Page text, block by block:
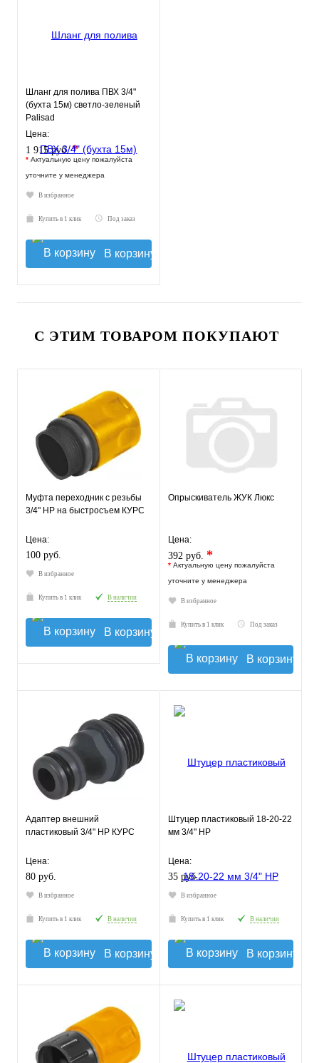
Шланг для полива ПВХ 3/4"
(бухта 15м) светло-зеленый
Palisad
Цена:
1 915 руб.*
* Актуальную цену пожалуйста
уточните у менеджера
В избранное
Купить в 1 клик Под заказ
В корзину
С ЭТИМ ТОВАРОМ ПОКУПАЮТ
Муфта переходник с резьбы
3/4" НР на быстросъем КУРС
Цена:
100 руб.
В избранное
Купить в 1 клик В наличии
В корзину
Опрыскиватель ЖУК Люкс
Цена:
392 руб. *
* Актуальную цену пожалуйста
уточните у менеджера
В избранное
Купить в 1 клик Под заказ
В корзину
Адаптер внешний
пластиковый 3/4" НР КУРС
Цена:
80 руб.
В избранное
Купить в 1 клик В наличии
В корзину
Штуцер пластиковый 18-20-22
мм 3/4" НР
Цена:
35 руб.
В избранное
Купить в 1 клик В наличии
В корзину